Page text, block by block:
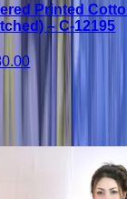
Printed
– C-12195